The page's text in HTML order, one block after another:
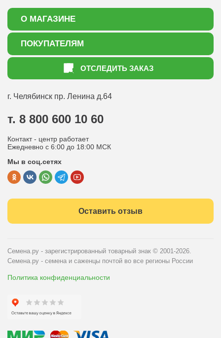
О МАГАЗИНЕ
О нас
Акции
ПОКУПАТЕЛЯМ
Как оформить заказ
Статьи садоводу
Оптовым покупателям
Политика конфиденциальности
Публичная оферта
ОТСЛЕДИТЬ ЗАКАЗ
г. Челябинск пр. Ленина д.64
т. 8 800 600 10 60
Контакт - центр работает
Ежедневно с 6:00 до 18:00 МСК
Мы в соц.сетях
Оставить отзыв
Семена.ру - зарегистрированный товарный знак © 2001-2026.
Семена.ру - семена и саженцы почтой во все регионы России
Политика конфиденциальности